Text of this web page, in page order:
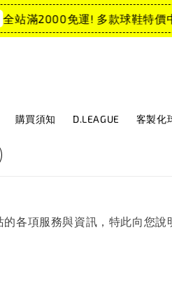
站滿2000免運! 多款球鞋特價中!
購買須知 D.LEAGUE 客製化
各項服務與資訊，特此向您說